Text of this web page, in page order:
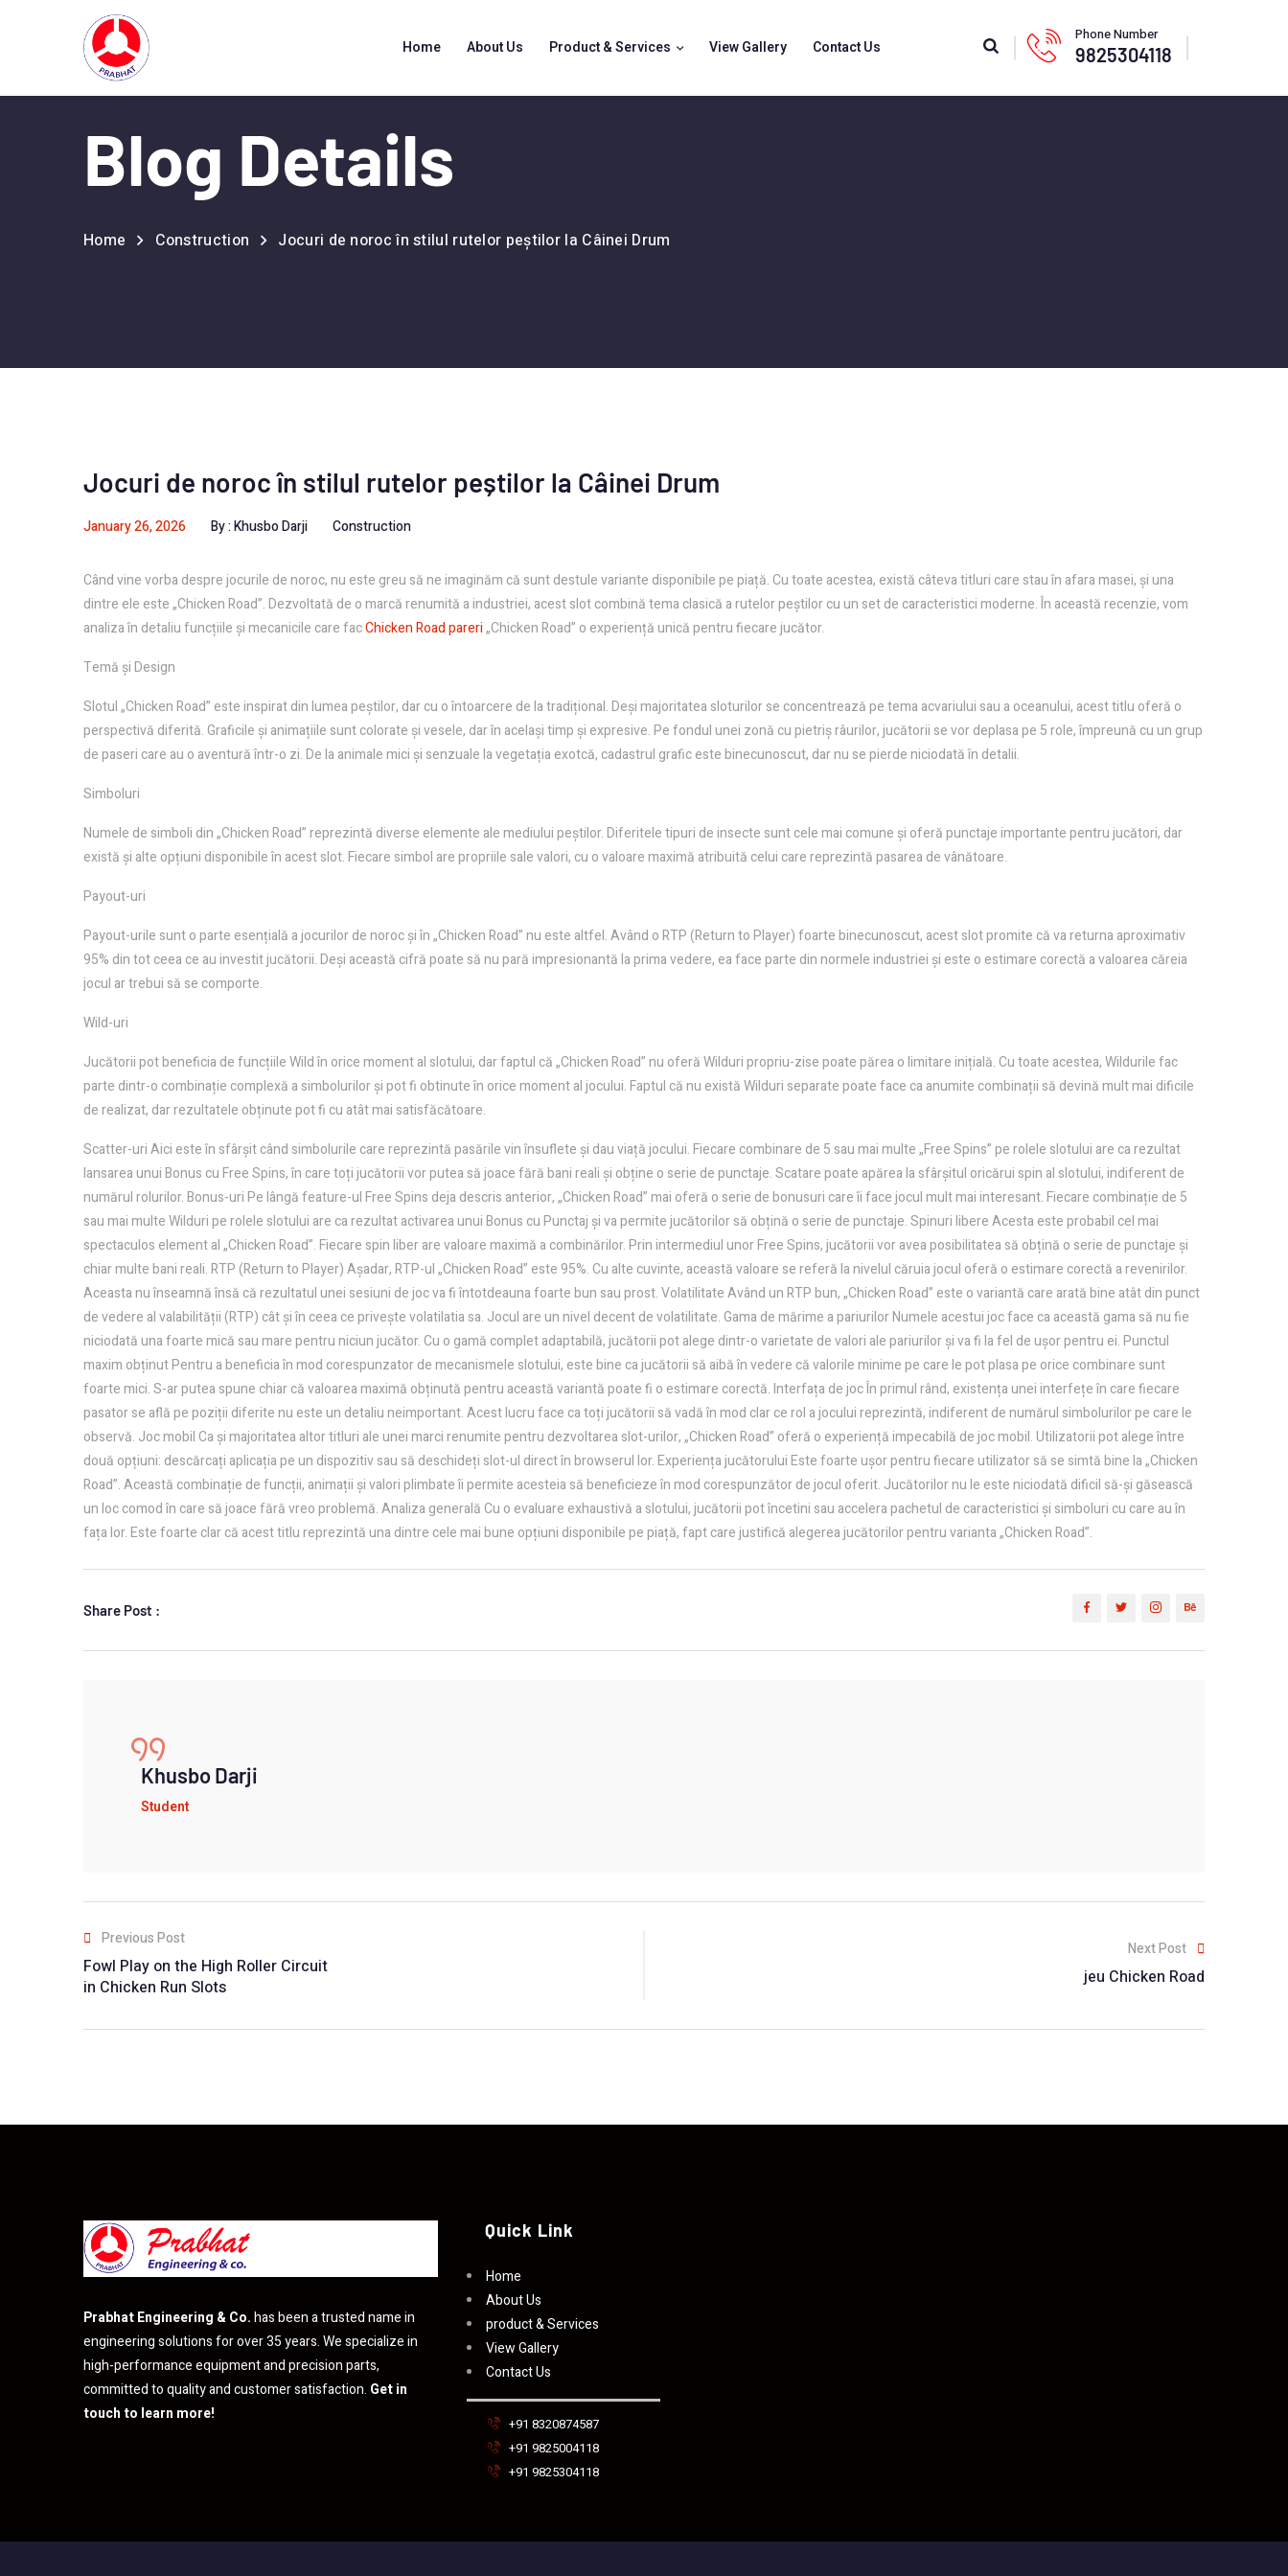
Home About Us Product & Services View Gallery Contact Us
Phone Number
9825304118
Blog Details
Home Construction Jocuri de noroc în stilul rutelor peștilor la Câinei Drum
Jocuri de noroc în stilul rutelor peștilor la Câinei Drum
January 26, 2026 By :Khusbo Darji Construction
Când vine vorba despre jocurile de noroc, nu este greu să ne imaginăm că sunt destule variante disponibile pe piață. Cu toate acestea, există câteva titluri care stau în afara masei, și una
dintre ele este „Chicken Road”. Dezvoltată de o marcă renumită a industriei, acest slot combină tema clasică a rutelor peștilor cu un set de caracteristici moderne. În această recenzie, vom
analiza în detaliu funcțiile și mecanicile care facChicken Road pareri„Chicken Road” o experiență unică pentru fiecare jucător.
Temă și Design
Slotul „Chicken Road” este inspirat din lumea peștilor, dar cu o întoarcere de la tradițional. Deși majoritatea sloturilor se concentrează pe tema acvariului sau a oceanului, acest titlu oferă o
perspectivă diferită. Graficile și animațiile sunt colorate și vesele, dar în același timp și expresive. Pe fondul unei zonă cu pietriș râurilor, jucătorii se vor deplasa pe 5 role, împreună cu un grup
de paseri care au o aventură într-o zi. De la animale mici și senzuale la vegetația exotcă, cadastrul grafic este binecunoscut, dar nu se pierde niciodată în detalii.
Simboluri
Numele de simboli din „Chicken Road” reprezintă diverse elemente ale mediului peștilor. Diferitele tipuri de insecte sunt cele mai comune și oferă punctaje importante pentru jucători, dar
există și alte opțiuni disponibile în acest slot. Fiecare simbol are propriile sale valori, cu o valoare maximă atribuită celui care reprezintă pasarea de vânătoare.
Payout-uri
Payout-urile sunt o parte esențială a jocurilor de noroc și în „Chicken Road” nu este altfel. Având o RTP (Return to Player) foarte binecunoscut, acest slot promite că va returna aproximativ
95% din tot ceea ce au investit jucătorii. Deși această cifră poate să nu pară impresionantă la prima vedere, ea face parte din normele industriei și este o estimare corectă a valoarea căreia
jocul ar trebui să se comporte.
Wild-uri
Jucătorii pot beneficia de funcțiile Wild în orice moment al slotului, dar faptul că „Chicken Road” nu oferă Wilduri propriu-zise poate părea o limitare inițială. Cu toate acestea, Wildurile fac
parte dintr-o combinație complexă a simbolurilor și pot fi obtinute în orice moment al jocului. Faptul că nu există Wilduri separate poate face ca anumite combinații să devină mult mai dificile
de realizat, dar rezultatele obținute pot fi cu atât mai satisfăcătoare.
Scatter-uri Aici este în sfârșit când simbolurile care reprezintă pasările vin însuflete și dau viață jocului. Fiecare combinare de 5 sau mai multe „Free Spins” pe rolele slotului are ca rezultat
lansarea unui Bonus cu Free Spins, în care toți jucătorii vor putea să joace fără bani reali și obține o serie de punctaje. Scatare poate apărea la sfârșitul oricărui spin al slotului, indiferent de
numărul rolurilor. Bonus-uri Pe lângă feature-ul Free Spins deja descris anterior, „Chicken Road” mai oferă o serie de bonusuri care îi face jocul mult mai interesant. Fiecare combinație de 5
sau mai multe Wilduri pe rolele slotului are ca rezultat activarea unui Bonus cu Punctaj și va permite jucătorilor să obțină o serie de punctaje. Spinuri libere Acesta este probabil cel mai
spectaculos element al „Chicken Road”. Fiecare spin liber are valoare maximă a combinărilor. Prin intermediul unor Free Spins, jucătorii vor avea posibilitatea să obțină o serie de punctaje și
chiar multe bani reali. RTP (Return to Player) Așadar, RTP-ul „Chicken Road” este 95%. Cu alte cuvinte, această valoare se referă la nivelul căruia jocul oferă o estimare corectă a revenirilor.
Aceasta nu înseamnă însă că rezultatul unei sesiuni de joc va fi întotdeauna foarte bun sau prost. Volatilitate Având un RTP bun, „Chicken Road” este o variantă care arată bine atât din punct
de vedere al valabilității (RTP) cât și în ceea ce privește volatilatia sa. Jocul are un nivel decent de volatilitate. Gama de mărime a pariurilor Numele acestui joc face ca această gama să nu fie
niciodată una foarte mică sau mare pentru niciun jucător. Cu o gamă complet adaptabilă, jucătorii pot alege dintr-o varietate de valori ale pariurilor și va fi la fel de ușor pentru ei. Punctul
maxim obținut Pentru a beneficia în mod corespunzator de mecanismele slotului, este bine ca jucătorii să aibă în vedere că valorile minime pe care le pot plasa pe orice combinare sunt
foarte mici. S-ar putea spune chiar că valoarea maximă obținută pentru această variantă poate fi o estimare corectă. Interfața de joc În primul rând, existența unei interfețe în care fiecare
pasator se află pe poziții diferite nu este un detaliu neimportant. Acest lucru face ca toți jucătorii să vadă în mod clar ce rol a jocului reprezintă, indiferent de numărul simbolurilor pe care le
observă. Joc mobil Ca și majoritatea altor titluri ale unei marci renumite pentru dezvoltarea slot-urilor, „Chicken Road” oferă o experiență impecabilă de joc mobil. Utilizatorii pot alege între
două opțiuni: descărcați aplicația pe un dispozitiv sau să deschideți slot-ul direct în browserul lor. Experiența jucătorului Este foarte ușor pentru fiecare utilizator să se simtă bine la „Chicken
Road”. Această combinație de funcții, animații și valori plimbate îi permite acesteia să beneficieze în mod corespunzător de jocul oferit. Jucătorilor nu le este niciodată dificil să-și găsească
un loc comod în care să joace fără vreo problemă. Analiza generală Cu o evaluare exhaustivă a slotului, jucătorii pot încetini sau accelera pachetul de caracteristici și simboluri cu care au în
fața lor. Este foarte clar că acest titlu reprezintă una dintre cele mai bune opțiuni disponibile pe piață, fapt care justifică alegerea jucătorilor pentru varianta „Chicken Road”.
Share Post :
Khusbo Darji
Student
Previous Post
Fowl Play on the High Roller Circuit
in Chicken Run Slots
Next Post
jeu Chicken Road
Prabhat Engineering & Co.has been a trusted name in
engineering solutions for over 35 years. We specialize in
high-performance equipment and precision parts,
committed to quality and customer satisfaction. Get in
touch to learn more!
Quick Link
Home
About Us
product & Services
View Gallery
Contact Us
+91 8320874587
+91 9825004118
+91 9825304118